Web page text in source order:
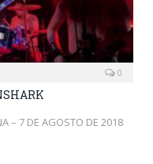
0
– 7 DE AGOSTO DE 2018